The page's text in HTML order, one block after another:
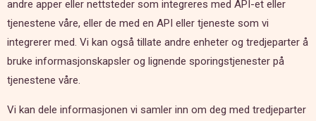
andre apper eller nettsteder som integreres med API-et eller
tjenestene våre, eller de med en API eller tjeneste som vi
integrerer med. Vi kan også tillate andre enheter og tredjeparter å
bruke informasjonskapsler og lignende sporingstjenester på
tjenestene våre.
Vi kan dele informasjonen vi samler inn om deg med tredjeparter